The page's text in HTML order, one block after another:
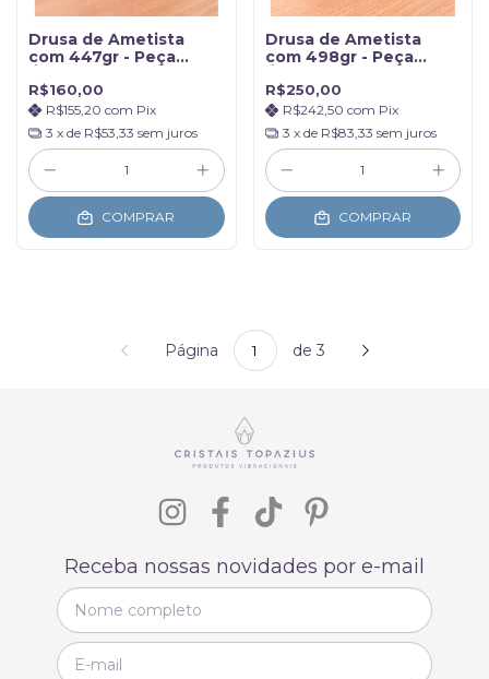
Drusa de Ametista
com 447gr - Peça
R$160,00
R$155,20 com Pix
3 x de R$53,33 sem juros
COMPRAR
Drusa de Ametista
com 498gr - Peça
R$250,00
R$242,50 com Pix
3 x de R$83,33 sem juros
COMPRAR
Página de 3
Receba nossas novidades por e-mail